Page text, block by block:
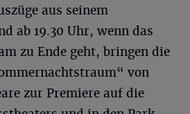
aus seinem
ab 19.30 Uhr, wenn das
zu Ende geht, bringen die
von
zur Premiere auf die